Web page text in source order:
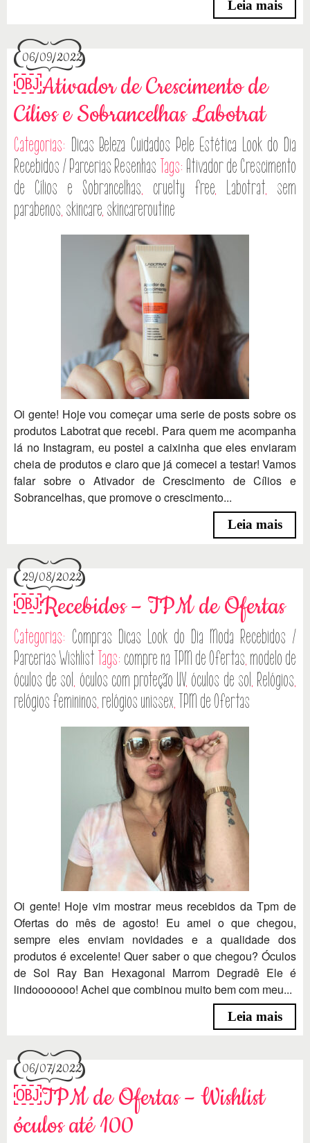
Leia mais
06/09/2022
￼Ativador de Crescimento de
Cílios e Sobrancelhas Labotrat
Categorias: Dicas Beleza Cuidados Pele Estética Look do Dia
Recebidos / Parcerias Resenhas Tags: Ativador de Crescimento
de Cílios e Sobrancelhas, cruelty free, Labotrat, sem
parabenos, skincare, skincareroutine
Oi gente! Hoje vou começar uma serie de posts sobre os
produtos Labotrat que recebi. Para quem me acompanha
lá no Instagram, eu postei a caixinha que eles enviaram
cheia de produtos e claro que já comecei a testar! Vamos
falar sobre o Ativador de Crescimento de Cílios e
Sobrancelhas, que promove o crescimento...
Leia mais
29/08/2022
￼Recebidos – TPM de Ofertas
Categorias: Compras Dicas Look do Dia Moda Recebidos /
Parcerias Wishlist Tags: compre na TPM de Ofertas, modelo de
óculos de sol, óculos com proteção UV, óculos de sol, Relógios,
relógios femininos, relógios unissex, TPM de Ofertas
Oi gente! Hoje vim mostrar meus recebidos da Tpm de
Ofertas do mês de agosto! Eu amei o que chegou,
sempre eles enviam novidades e a qualidade dos
produtos é excelente! Quer saber o que chegou? Óculos
de Sol Ray Ban Hexagonal Marrom Degradê Ele é
lindooooooo! Achei que combinou muito bem com meu...
Leia mais
06/07/2022
￼TPM de Ofertas – Wishlist
óculos até 100